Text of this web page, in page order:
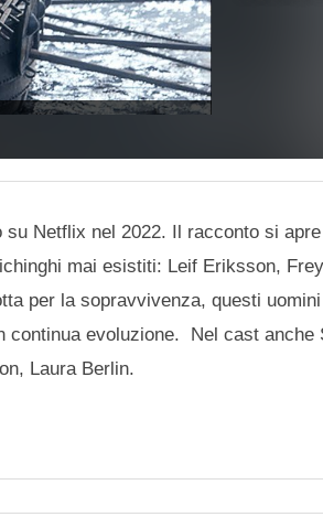
Netflix nel 2022. Il racconto si
mai esistiti: Leif Eriksson,
per la sopravvivenza, questi
continua evoluzione. Nel cast anche
Laura Berlin.